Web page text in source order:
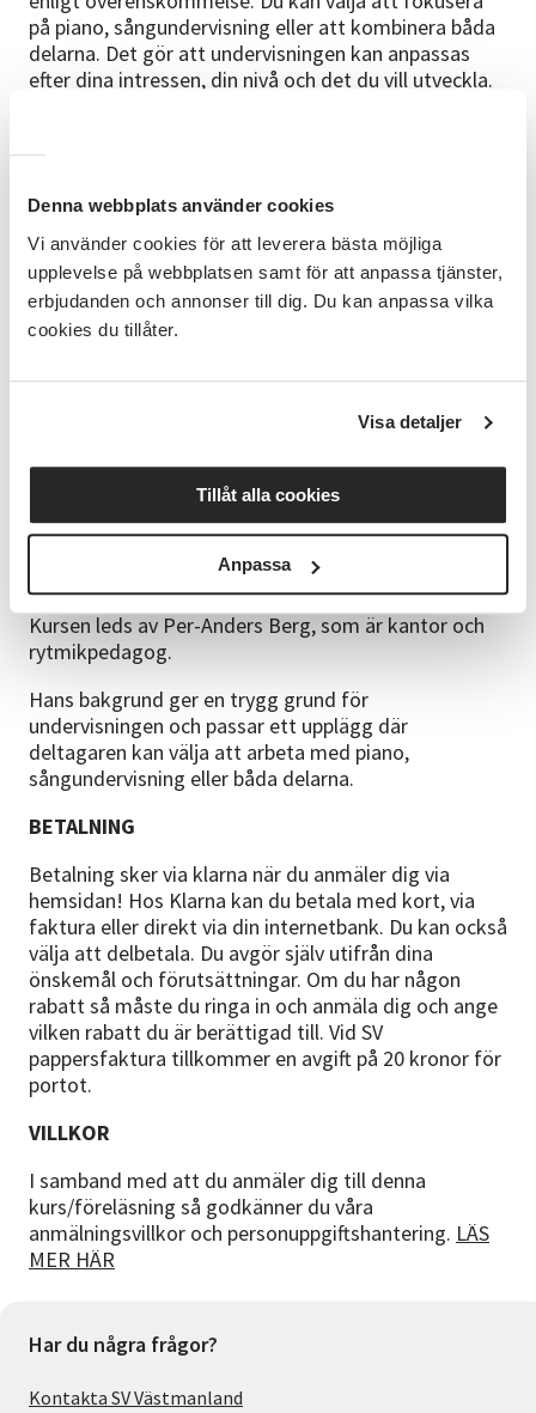
Denna webbplats använder cookies
Vi använder cookies för att leverera bästa möjliga
upplevelse på webbplatsen samt för att anpassa tjänster,
erbjudanden och annonser till dig. Du kan anpassa vilka
cookies du tillåter.
Visa detaljer
Tillåt alla cookies
Anpassa
på piano, sångundervisning eller att kombinera båda
delarna. Det gör att undervisningen kan anpassas
efter dina intressen, din nivå och det du vill utveckla.
deltagare på olika nivåer. Oavsett om du vill arbeta
piano formas undervisningen utifrån dina behov och i
en takt som fungerar för dig.
Kursen bygger på individuell undervisning.
Upplägget formas enligt överenskommelse mellan
på piano, sångundervisning eller båda delarna
Inga förkunskaper krävs
Kursen leds av Per-Anders Berg, som är kantor och
rytmikpedagog.
Hans bakgrund ger en trygg grund för
undervisningen och passar ett upplägg där
deltagaren kan välja att arbeta med piano,
sångundervisning eller båda delarna.
BETALNING
Betalning sker via klarna när du anmäler dig via
hemsidan! Hos Klarna kan du betala med kort, via
faktura eller direkt via din internetbank. Du kan också
välja att delbetala. Du avgör själv utifrån dina
önskemål och förutsättningar. Om du har någon
rabatt så måste du ringa in och anmäla dig och ange
vilken rabatt du är berättigad till. Vid SV
pappersfaktura tillkommer en avgift på 20 kronor för
portot.
VILLKOR
I samband med att du anmäler dig till denna
kurs/föreläsning så godkänner du våra
anmälningsvillkor och personuppgiftshantering. LÄS
MER HÄR
Har du några frågor?
Kontakta SV Västmanland